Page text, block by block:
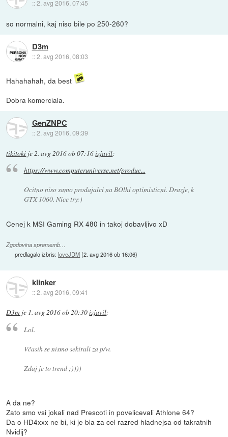
::2. avg 2016, 07:45
so normalni, kaj niso bile po 250-260?
D3m
::2. avg 2016, 08:03
Hahahahah, da best
Dobra komerciala.
GenZNPC
::2. avg 2016, 09:39
tikitoki je2. avg 2016 ob 07:16izjavil:
https://www.computeruniverse.net/produc...
Ocitno niso samo prodajalci na BOlhi optimisticni. Drazje, k
GTX 1060. Nice try:)
Cenej k MSI Gaming RX 480 in takoj dobavljivo xD
Zgodovina sprememb…
predlagalo izbris:loveJDM(2. avg 2016 ob 16:06)
klinker
::2. avg 2016, 09:41
D3m je 1. avg 2016 ob 20:30izjavil:
Lol.
Včasih se nismo sekirali za p/w.
Zdaj je to trend ;))))
A da ne?
Zato smo vsi jokali nad Prescoti in povelicevali Athlone 64?
Da o HD4xxx ne bi, ki je bla za cel razred hladnejsa od takratnih
Nvidij?